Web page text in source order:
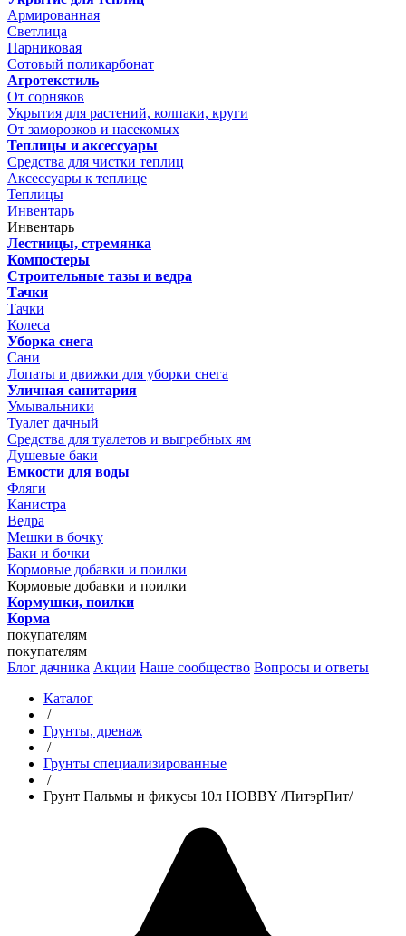
Армированная
Светлица
Парниковая
Сотовый поликарбонат
Агротекстиль
От сорняков
Укрытия для растений, колпаки, круги
От заморозков и насекомых
Теплицы и аксессуары
Средства для чистки теплиц
Аксессуары к теплице
Теплицы
Инвентарь
Инвентарь
Лестницы, стремянка
Компостеры
Строительные тазы и ведра
Тачки
Тачки
Колеса
Уборка снега
Сани
Лопаты и движки для уборки снега
Уличная санитария
Умывальники
Туалет дачный
Средства для туалетов и выгребных ям
Душевые баки
Емкости для воды
Фляги
Канистра
Ведра
Мешки в бочку
Баки и бочки
Кормовые добавки и поилки
Кормовые добавки и поилки
Кормушки, поилки
Корма
покупателям
покупателям
Блог дачника Акции Наше сообщество Вопросы и ответы
Каталог
/
Грунты, дренаж
/
Грунты специализированные
/
Грунт Пальмы и фикусы 10л HOBBY /ПитэрПит/